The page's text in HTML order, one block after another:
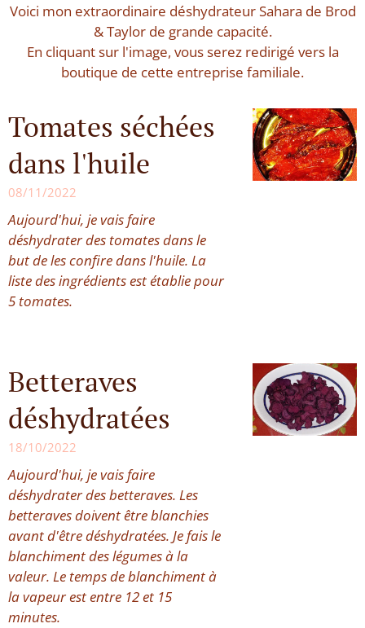
Voici mon extraordinaire déshydrateur Sahara de Brod
& Taylor de grande capacité.
En cliquant sur l'image, vous serez redirigé vers la
boutique de cette entreprise familiale.
Tomates séchées
dans l'huile
08/11/2022
Aujourd'hui, je vais faire
déshydrater des tomates dans le
but de les confire dans l'huile. La
liste des ingrédients est établie pour
5 tomates.
Betteraves
déshydratées
18/10/2022
Aujourd'hui, je vais faire
déshydrater des betteraves. Les
betteraves doivent être blanchies
avant d'être déshydratées. Je fais le
blanchiment des légumes à la
valeur. Le temps de blanchiment à
la vapeur est entre 12 et 15
minutes.